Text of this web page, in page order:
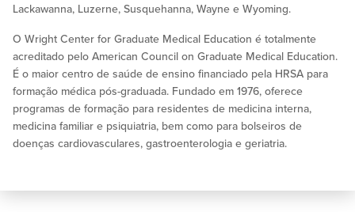
Lackawanna, Luzerne, Susquehanna, Wayne e Wyoming.
O Wright Center for Graduate Medical Education é totalmente
acreditado pelo American Council on Graduate Medical Education.
É o maior centro de saúde de ensino financiado pela HRSA para
formação médica pós-graduada. Fundado em 1976, oferece
programas de formação para residentes de medicina interna,
medicina familiar e psiquiatria, bem como para bolseiros de
doenças cardiovasculares, gastroenterologia e geriatria.